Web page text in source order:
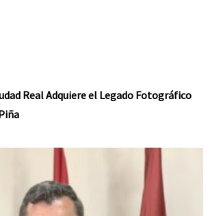
Real Adquiere el Legado Fotográfico